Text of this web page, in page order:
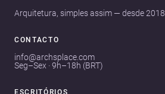
Arquitetura, simples assim — desde 2018
CONTACTO
info@archsplace.com
Seg–Sex · 9h–18h (BRT)